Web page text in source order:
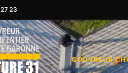
23
COUVREUR